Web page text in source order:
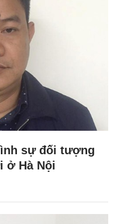
sự đối tượng
ở Hà Nội